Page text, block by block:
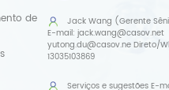
de
Jack Wang (Gerente
E-mail:jack.wang@casov.net
yutong.du@casov.ne Direto/
13035103869
Serviços e sugestõesE-